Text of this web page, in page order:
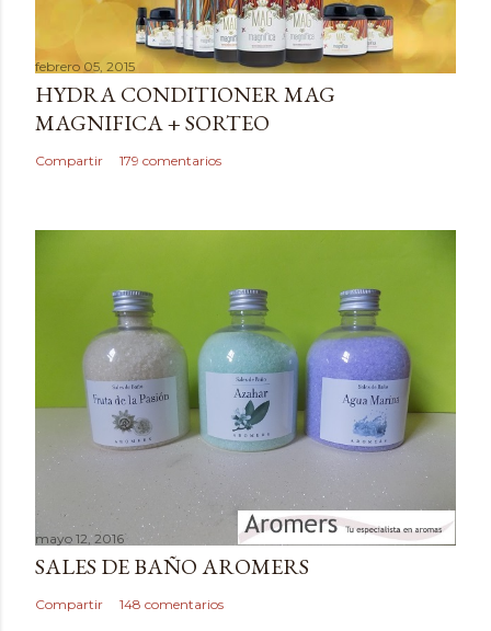
a
r
u
n
c
o
febrero 05, 2015
HYDRA CONDITIONER MAG
MAGNIFICA + SORTEO
Compartir 179 comentarios
mayo 12, 2016
SALES DE BAÑO AROMERS
Compartir 148 comentarios